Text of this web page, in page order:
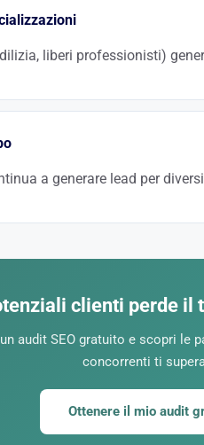
liberi professionisti)
concorrenza su « commercialista
a generare lead per
il cui costo cresce ogni anno, il
clienti perde il
audit SEO gratuito e scopri le
concorrenti ti
Ottenere il mio audit